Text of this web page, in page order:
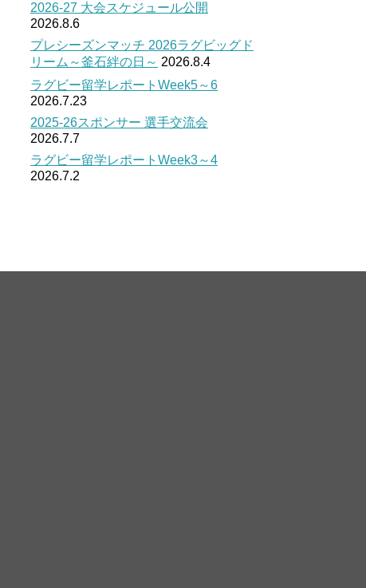
2026-27 大会スケジュール公開
2026.8.6
プレシーズンマッチ 2026ラグビッグド
リーム～釜石絆の日～ 2026.8.4
ラグビー留学レポートWeek5～6
2026.7.23
2025-26スポンサー 選手交流会
2026.7.7
ラグビー留学レポートWeek3～4
2026.7.2